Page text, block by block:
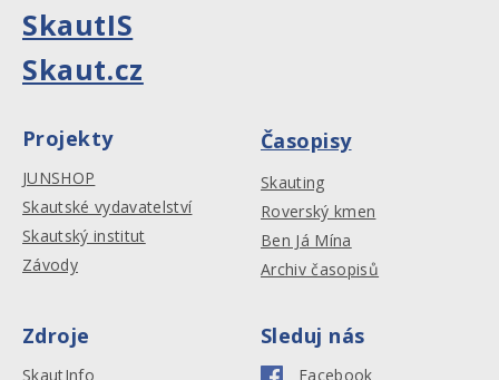
SkautIS
Skaut.cz
Projekty
JUNSHOP
Skautské vydavatelství
Skautský institut
Závody
Časopisy
Skauting
Roverský kmen
Ben Já Mína
Archiv časopisů
Zdroje
SkautInfo
Sleduj nás
Facebook